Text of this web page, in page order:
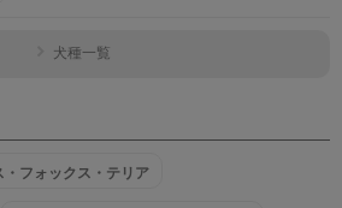
犬種一覧
・フォックス・テリア